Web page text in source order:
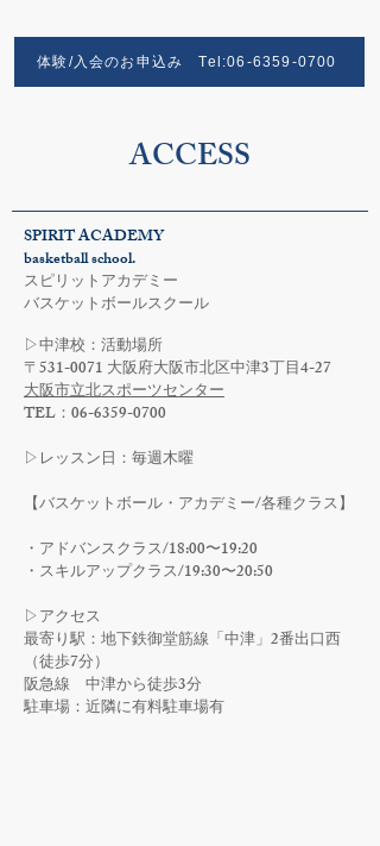
体験/入会のお申込み Tel:06-6359-0700
ACCESS
SPIRIT ACADEMY
basketball school.
スピリットアカデミー
バスケットボールスクール
​▷中津校：活動場所
〒531-0071 大阪府大阪市北区中津3丁目4-27
大阪市立北スポーツセンター
​TEL：06-6359-0700
▷レッスン日：毎週木曜
【バスケットボール・アカデミー/各種クラス】
・アドバンスクラス/18:00〜19:20
・スキルアップクラス/19:30〜20:50
▷アクセス
​最寄り駅：地下鉄御堂筋線「中津」2番出口西
（徒歩7分）
阪急線 中津から徒歩3分
駐車場：近隣に有料駐車場有